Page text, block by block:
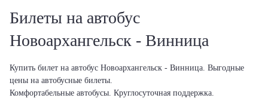
Билеты на автобус
Новоархангельск - Винница
Купить билет на автобус Новоархангельск - Винница. Выгодные
цены на автобусные билеты.
Комфортабельные автобусы. Круглосуточная поддержка.